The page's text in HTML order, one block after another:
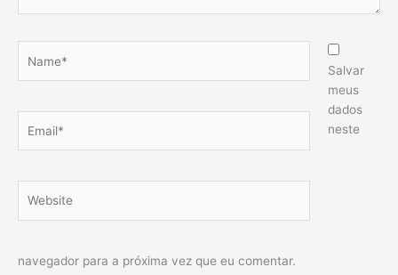
Salvar
meus
dados
neste
navegador para a próxima vez que eu comentar.